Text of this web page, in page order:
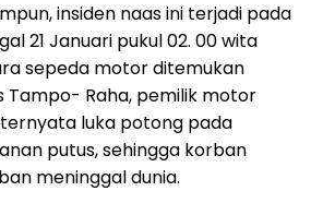
insiden naas ini terjadi pada
21 Januari pukul 02. 00 wita
sepeda motor ditemukan
Tampo- Raha, pemilik motor
luka potong pada
putus, sehingga korban
meninggal dunia.